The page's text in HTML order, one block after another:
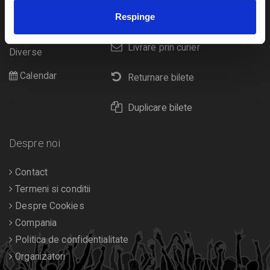
Respinge
eBilet printat acasa
Livrare prin curier
Returnare bilete
Duplicare bilete
Cultura
Diverse
Calendar
Despre noi
Contact
Termeni si conditii
Despre Cookies
Compania
Politica de confidentialitate
Organizatori